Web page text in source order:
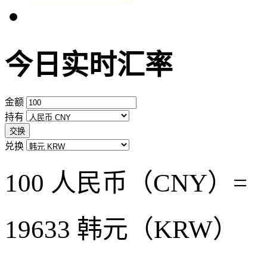
今日实时汇率
金额
持有
交换
兑换
100 人民币（CNY）=
19633 韩元（KRW）